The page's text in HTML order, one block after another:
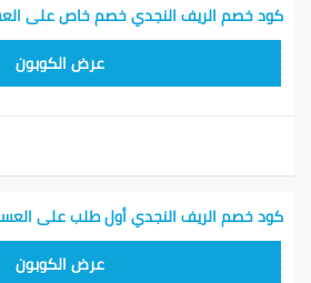
كود خصم الريف النجدي خصم خاص على
عرض الكوبون
كود خصم الريف النجدي أول طلب على العسل
عرض الكوبون